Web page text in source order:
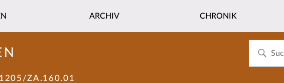
ARCHIV CHRONIK
ZA.160.01